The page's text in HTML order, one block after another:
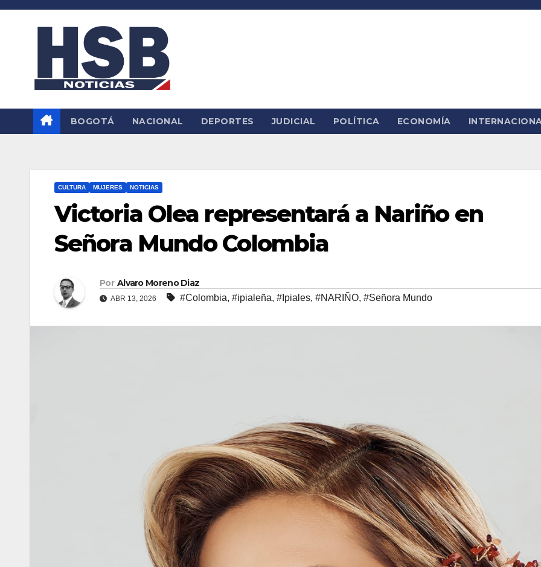
Saltar
BOGOTÁ NACIONAL DEPORTES JUDICIAL POLÍTICA ECONOMÍA
CULTURA MUJERES NOTICIAS
Victoria Olea representará a Nariño en
Señora Mundo Colombia
Por Alvaro Moreno Diaz
ABR 13, 2026 #Colombia, #ipialeña, #Ipiales, #NARIÑO, #Señora Mundo